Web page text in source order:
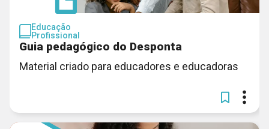
Educação
Profissional
Guia pedagógico do Desponta
Material criado para educadores e educadoras